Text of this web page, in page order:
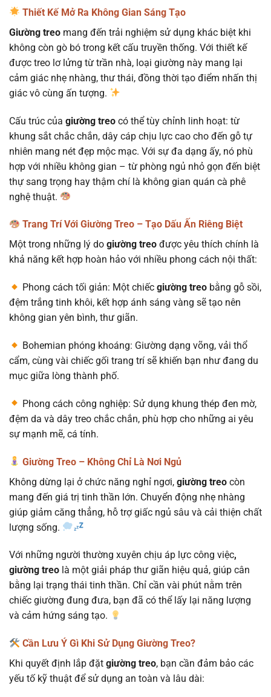
Thiết Kế Mở Ra Không Gian Sáng Tạo
Giường treo mang đến trải nghiệm sử dụng khác biệt khi
không còn gò bó trong kết cấu truyền thống. Với thiết kế
được treo lơ lửng từ trần nhà, loại giường này mang lại
cảm giác nhẹ nhàng, thư thái, đồng thời tạo điểm nhấn thị
giác vô cùng ấn tượng.
Cấu trúc của giường treo có thể tùy chỉnh linh hoạt: từ
khung sắt chắc chắn, dây cáp chịu lực cao cho đến gỗ tự
nhiên mang nét đẹp mộc mạc. Với sự đa dạng ấy, nó phù
hợp với nhiều không gian – từ phòng ngủ nhỏ gọn đến biệt
thự sang trọng hay thậm chí là không gian quán cà phê
nghệ thuật.
Trang Trí Với Giường Treo – Tạo Dấu Ấn Riêng Biệt
Một trong những lý do giường treo được yêu thích chính là
khả năng kết hợp hoàn hảo với nhiều phong cách nội thất:
Phong cách tối giản: Một chiếcgiường treo bằng gỗ sồi,
đệm trắng tinh khôi, kết hợp ánh sáng vàng sẽ tạo nên
không gian yên bình, thư giãn.
Bohemian phóng khoáng: Giường dạng võng, vải thổ
cẩm, cùng vài chiếc gối trang trí sẽ khiến bạn như đang du
mục giữa lòng thành phố.
Phong cách công nghiệp: Sử dụng khung thép đen mờ,
đệm da và dây treo chắc chắn, phù hợp cho những ai yêu
sự mạnh mẽ, cá tính.
Giường Treo – Không Chỉ Là Nơi Ngủ
Không dừng lại ở chức năng nghỉ ngơi, giường treo còn
mang đến giá trị tinh thần lớn. Chuyển động nhẹ nhàng
giúp giảm căng thẳng, hỗ trợ giấc ngủ sâu và cải thiện chất
lượng sống.
Với những người thường xuyên chịu áp lực công việc,
giường treo là một giải pháp thư giãn hiệu quả, giúp cân
bằng lại trạng thái tinh thần. Chỉ cần vài phút nằm trên
chiếc giường đung đưa, bạn đã có thể lấy lại năng lượng
và cảm hứng sáng tạo.
Cần Lưu Ý Gì Khi Sử Dụng Giường Treo?
Khi quyết định lắp đặt giường treo, bạn cần đảm bảo các
yếu tố kỹ thuật để sử dụng an toàn và lâu dài: